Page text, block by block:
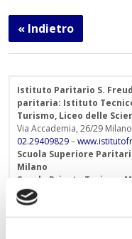
« Indietro
Istituto Paritario S.
paritaria: Istituto
Turismo, Liceo delle
Via Accademia, 26/29
02.29409829–
Scuola Superiore
Milano
Scuola Privata Turismo
indirizzo Economico
Liceo Scientifico Milano
Contattaci per maggiori